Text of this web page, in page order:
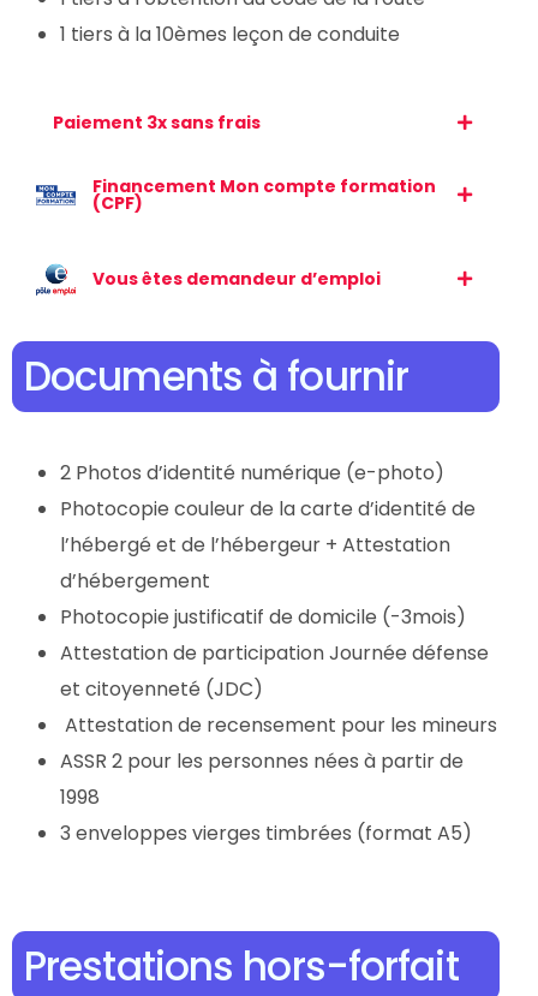
1 tiers à la 10èmes leçon de conduite
Paiement 3x sans frais
Financement Mon compte formation
(CPF)
Vous êtes demandeur d’emploi
Documents à fournir
2 Photos d’identité numérique (e-photo)
Photocopie couleur de la carte d’identité de
l’hébergé et de l’hébergeur + Attestation
d’hébergement
Photocopie justificatif de domicile (-3mois)
Attestation de participation Journée défense
et citoyenneté (JDC)
Attestation de recensement pour les mineurs
ASSR 2 pour les personnes nées à partir de
1998
3 enveloppes vierges timbrées (format A5)
Prestations hors-forfait